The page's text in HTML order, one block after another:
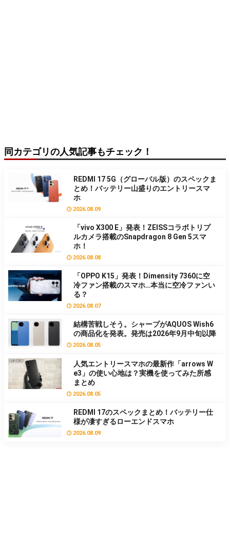
同カテゴリの人気記事もチェック！
REDMI 17 5G（グローバル版）のスペックま
とめ！バッテリー山盛りのエントリースマ
ホ
2026.08.09
「vivo X300 E」発表！ZEISSコラボトリプ
ルカメラ搭載のSnapdragon 8 Gen 5スマ
ホ！
2026.08.08
「OPPO K15」発表！Dimensity 7360に空
冷ファン搭載のスマホ…本当に空冷ファンい
る？
2026.08.07
結構苦戦しそう。シャープがAQUOS Wish6
の商品化を発表。発売は2026年9月中旬以降
2026.08.05
人気エントリースマホの最新作「arrows W
e3」の使い心地は？実機を使ってみた所感
まとめ
2026.08.05
REDMI 17のスペックまとめ！バッテリー仕
様が凄すぎるローエンドスマホ
2026.08.09